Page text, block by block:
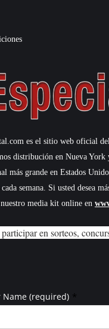
es el sitio web oficial
distribución en Nueva York
más grande en Estados
semana. Si usted desea
media kit online en
participar en sorteos,
Name (required) *